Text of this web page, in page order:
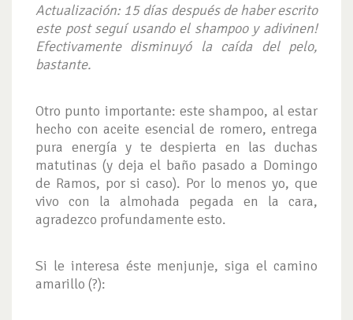
Actualización: 15 días después de haber escrito
este post seguí usando el shampoo y adivinen!
Efectivamente disminuyó la caída del pelo,
bastante.
Otro punto importante: este shampoo, al estar
hecho con aceite esencial de romero, entrega
pura energía y te despierta en las duchas
matutinas (y deja el baño pasado a Domingo
de Ramos, por si caso). Por lo menos yo, que
vivo con la almohada pegada en la cara,
agradezco profundamente esto.
Si le interesa éste menjunje, siga el camino
amarillo (?):